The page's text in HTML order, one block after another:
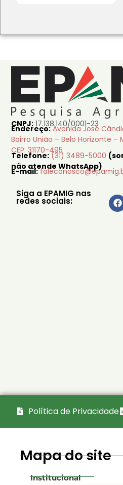
CNPJ: 17.138.140/0001-23
Endereço: Avenida José
Bairro União – Belo Horizonte –
CEP: 31170-495
Telefone: (31) 3489-5000
não atende WhatsApp)
E-mail:
Siga a EPAMIG nas
redes sociais:
Política de Privacidade
Mapa do site
Institucional